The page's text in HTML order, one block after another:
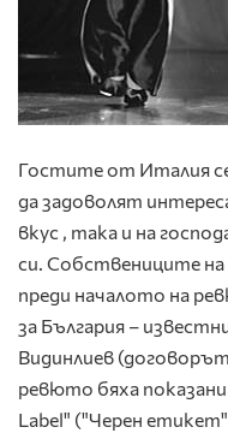
Гостите от Италия
да задоволят
вкус , така и на
си. Собствениците
преди началото на
за България –
Видинлиев
ревюто бяха
Label" ("Черен